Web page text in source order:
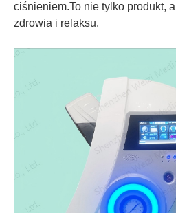
ciśnieniem.To nie tylko produkt,
zdrowia i relaksu.